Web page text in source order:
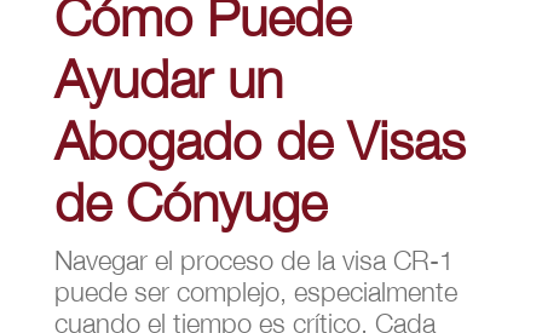
Cómo Puede
Ayudar un
Abogado de Visas
de Cónyuge
Navegar el proceso de la visa CR-1
puede ser complejo, especialmente
cuando el tiempo es crítico. Cada